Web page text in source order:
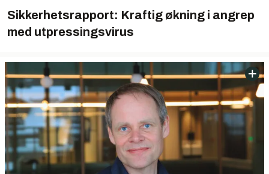
Sikkerhetsrapport: Kraftig økning i angrep
med utpressingsvirus